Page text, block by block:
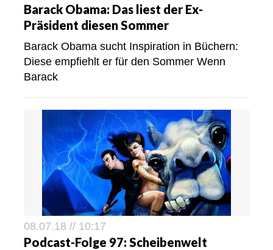
Barack Obama: Das liest der Ex-
Präsident diesen Sommer
Barack Obama sucht Inspiration in Büchern:
Diese empfiehlt er für den Sommer Wenn
Barack
08.07.18 // 10:17
Podcast-Folge 97: Scheibenwelt